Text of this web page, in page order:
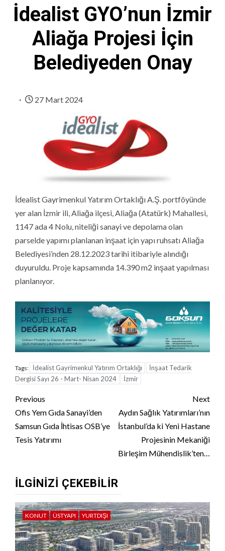
İdealist GYO’nun İzmir
Aliağa Projesi İçin
Belediyeden Onay
27 Mart 2024
İdealist Gayrimenkul Yatırım Ortaklığı A.Ş. portföyünde
yer alan İzmir ili, Aliağa ilçesi, Aliağa (Atatürk) Mahallesi,
1147 ada 4 Nolu, niteliği sanayi ve depolama olan
parselde yapımı planlanan inşaat için yapı ruhsatı Aliağa
Belediyesi’nden 28.12.2023 tarihi itibariyle alındığı
duyuruldu. Proje kapsamında 14.390 m2 inşaat yapılması
planlanıyor.
Tags: İdealist Gayrimenkul Yatırım Ortaklığı
İnşaat Tedarik
Dergisi Sayı 26 - Mart- Nisan 2024
İzmir
Continue
Reading
Previous
Ofis Yem Gıda Sanayi’den
Samsun Gıda İhtisas OSB’ye
Tesis Yatırımı
Next
Aydın Sağlık Yatırımları’nın
İstanbul’da ki Yeni Hastane
Projesinin Mekaniği
Birleşim Mühendislik’ten…
İLGINIZI ÇEKEBILIR
KONUT ÜSTYAPI YURTDIŞI